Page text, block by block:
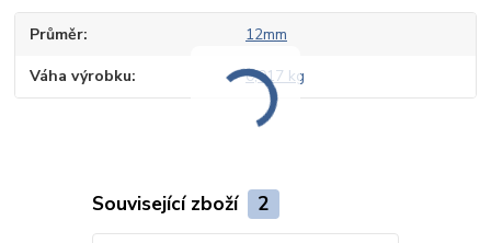
Průměr 12mm
Váha výrobku 0,017 kg
Související zboží 2